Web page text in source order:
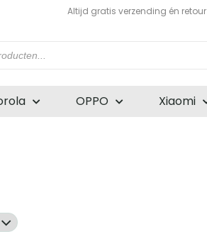
Altijd gratis verzending én retour
OPPO Xiaomi